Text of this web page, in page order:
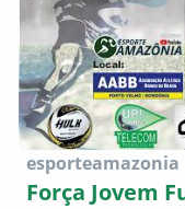
esporteamazonia
Força Jovem